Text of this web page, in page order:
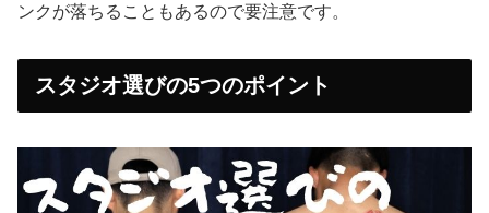
ンクが落ちることもあるので要注意です。
スタジオ選びの5つのポイント